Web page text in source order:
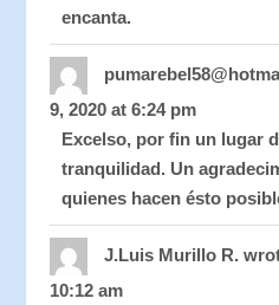
encanta.
9, 2020 at 6:24 pm
Excelso, por fin un lugar
tranquilidad. Un
quienes hacen ésto
J.Luis Murillo R.
10:12 am